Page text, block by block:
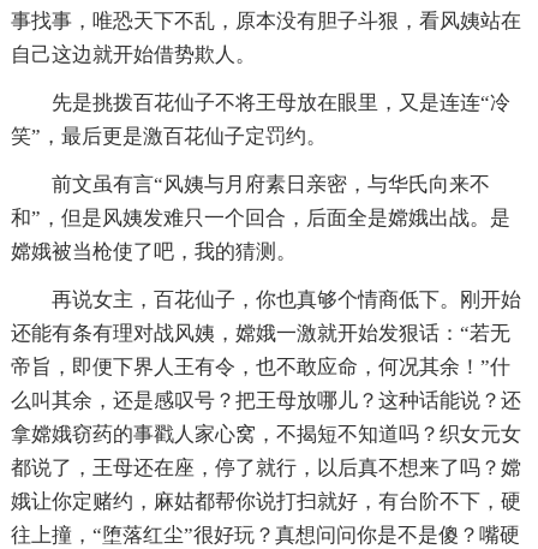
事找事，唯恐天下不乱，原本没有胆子斗狠，看风姨站在
自己这边就开始借势欺人。
先是挑拨百花仙子不将王母放在眼里，又是连连“冷
笑”，最后更是激百花仙子定罚约。
前文虽有言“风姨与月府素日亲密，与华氏向来不
和”，但是风姨发难只一个回合，后面全是嫦娥出战。是
嫦娥被当枪使了吧，我的猜测。
再说女主，百花仙子，你也真够个情商低下。刚开始
还能有条有理对战风姨，嫦娥一激就开始发狠话：“若无
帝旨，即便下界人王有令，也不敢应命，何况其余！”什
么叫其余，还是感叹号？把王母放哪儿？这种话能说？还
拿嫦娥窃药的事戳人家心窝，不揭短不知道吗？织女元女
都说了，王母还在座，停了就行，以后真不想来了吗？嫦
娥让你定赌约，麻姑都帮你说打扫就好，有台阶不下，硬
往上撞，“堕落红尘”很好玩？真想问问你是不是傻？嘴硬